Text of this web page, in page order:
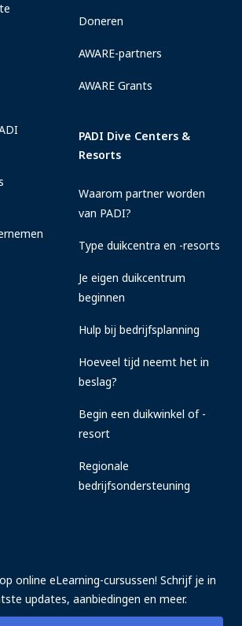
Doneren
AWARE-partners
AWARE Grants
PADI Dive Centers &
Resorts
Waarom partner worden
van PADI?
Type duikcentra en -resorts
Je eigen duikcentrum
beginnen
Hulp bij bedrijfsplanning
Hoeveel tijd neemt het in
beslag?
Begin een duikwinkel of -
resort
Regionale
bedrijfsondersteuning
online eLearning-cursussen! Schrijf je in
updates, aanbiedingen en meer.